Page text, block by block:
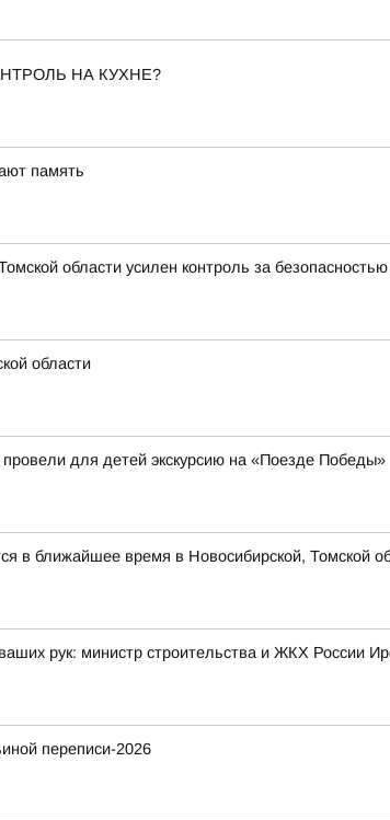
НА КУХНЕ?
память
области усилен контроль за
области
для детей экскурсию на «Поезде Победы»
в ближайшее время в Новосибирской, Томской
рук: министр строительства и ЖКХ России
переписи-2026